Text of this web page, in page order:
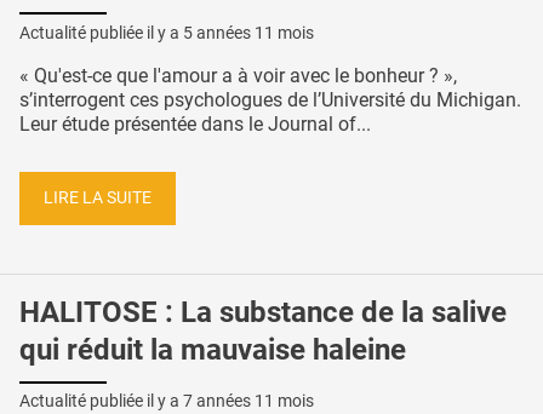
Actualité publiée il y a 5 années 11 mois
« Qu'est-ce que l'amour a à voir avec le bonheur ? »,
s’interrogent ces psychologues de l’Université du Michigan.
Leur étude présentée dans le Journal of...
LIRE LA SUITE
HALITOSE : La substance de la salive
qui réduit la mauvaise haleine
Actualité publiée il y a 7 années 11 mois